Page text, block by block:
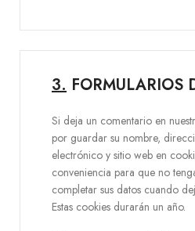
3. FORMULARIOS
Si deja un comentario en
por guardar su nombre,
electrónico y sitio web en
conveniencia para que no
completar sus datos cuando
Estas cookies durarán un año.